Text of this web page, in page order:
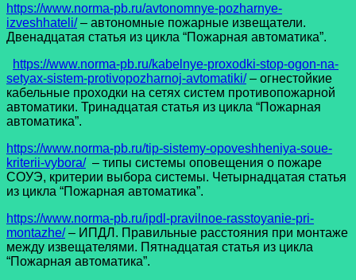
https://www.norma-pb.ru/avtonomnye-pozharnye-
izveshhateli/– автономные пожарные извещатели.
Двенадцатая статья из цикла “Пожарная автоматика”.
https://www.norma-pb.ru/kabelnye-proxodki-stop-ogon-na-
setyax-sistem-protivopozharnoj-avtomatiki/– огнестойкие
кабельные проходки на сетях систем противопожарной
автоматики. Тринадцатая статья из цикла “Пожарная
автоматика”.
https://www.norma-pb.ru/tip-sistemy-opoveshheniya-soue-
kriterii-vybora/– типы системы оповещения о пожаре
СОУЭ, критерии выбора системы. Четырнадцатая статья
из цикла “Пожарная автоматика”.
https://www.norma-pb.ru/ipdl-pravilnoe-rasstoyanie-pri-
montazhe/– ИПДЛ. Правильные расстояния при монтаже
между извещателями. Пятнадцатая статья из цикла
“Пожарная автоматика”.